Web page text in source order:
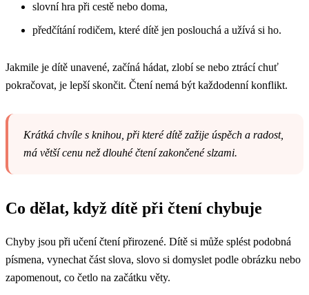
slovní hra při cestě nebo doma,
předčítání rodičem, které dítě jen poslouchá a užívá si ho.
Jakmile je dítě unavené, začíná hádat, zlobí se nebo ztrácí chuť
pokračovat, je lepší skončit. Čtení nemá být každodenní konflikt.
Krátká chvíle s knihou, při které dítě zažije úspěch a radost,
má větší cenu než dlouhé čtení zakončené slzami.
Co dělat, když dítě při čtení chybuje
Chyby jsou při učení čtení přirozené. Dítě si může splést podobná
písmena, vynechat část slova, slovo si domyslet podle obrázku nebo
zapomenout, co četlo na začátku věty.